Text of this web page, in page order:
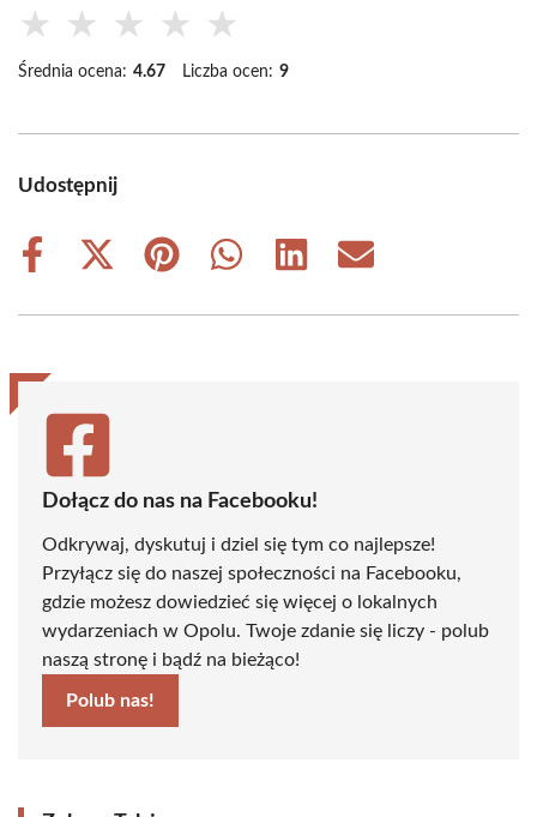
★ ★ ★ ★ ★
Średnia ocena: 4.67 Liczba ocen: 9
Udostępnij
Share
Share
(Twitter)
Share
Share
Share
Share
Dołącz do nas na Facebooku!
Odkrywaj, dyskutuj i dziel się tym co najlepsze!
Przyłącz się do naszej społeczności na Facebooku,
gdzie możesz dowiedzieć się więcej o lokalnych
wydarzeniach w Opolu. Twoje zdanie się liczy - polub
naszą stronę i bądź na bieżąco!
Polub nas!